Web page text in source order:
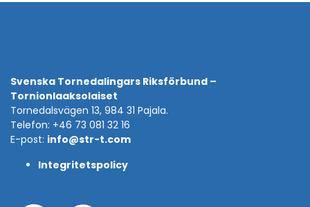
Svenska Tornedalingars Riksförbund –
Tornionlaaksolaiset
Tornedalsvägen 13, 984 31 Pajala.
Telefon: +46 73 081 32 16
E-post: info@str-t.com
Integritetspolicy